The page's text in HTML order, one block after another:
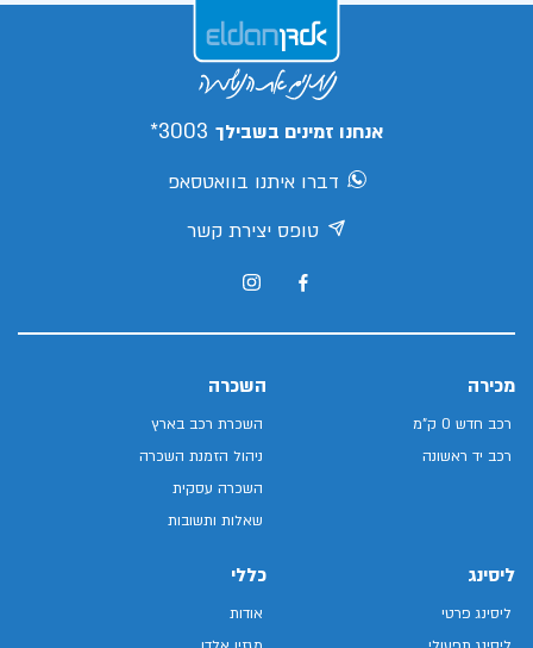
אנחנו זמינים בשבילך 3003*
דברו איתנו בוואטסאפ
טופס יצירת קשר
מכירה
רכב חדש 0 ק"מ
רכב יד ראשונה
השכרה
השכרת רכב בארץ
ניהול הזמנת השכרה
השכרה עסקית
שאלות ותשובות
ליסינג
ליסינג פרטי
כללי
אודות